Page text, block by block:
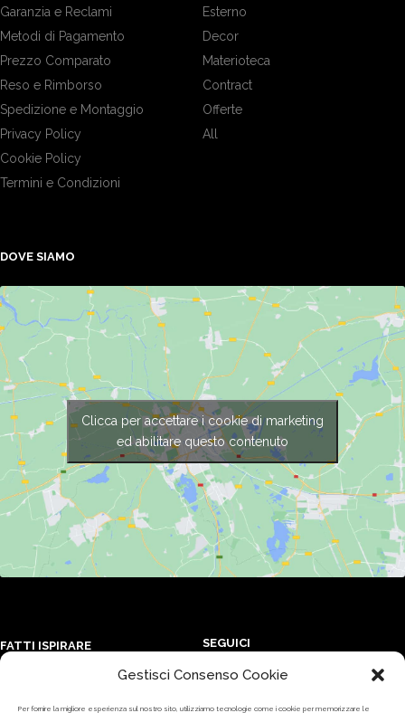
Gestisci Consenso Cookie
Per fornire la migliore esperienza sul nostro sito, utilizziamo tecnologie come i cookie per memorizzare le
Garanzia e Reclami
Metodi di Pagamento
Prezzo Comparato
Reso e Rimborso
Spedizione e Montaggio
Privacy Policy
Cookie Policy
Termini e Condizioni
Esterno
Decor
Materioteca
Contract
Offerte
All
DOVE SIAMO
Clicca per accettare i cookie di marketing
ed abilitare questo contenuto
FATTI ISPIRARE
Programma di affiliazione
SEGUICI
Iscriviti ai nostri canali e